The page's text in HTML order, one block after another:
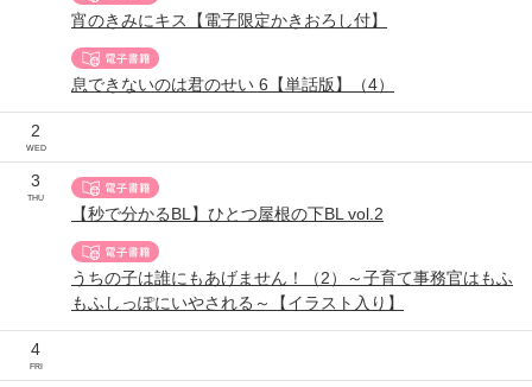
宵のきみにキス【電子限定かきおろし付】
息できないのは君のせい 6【単話版】（4）
2
WED
3
THU
【秒で分かるBL】ひとつ屋根の下BL vol.2
うちの子は誰にもあげません！（2）～子育て事務官はもふ
もふしっぽにいやされる～【イラスト入り】
4
FRI